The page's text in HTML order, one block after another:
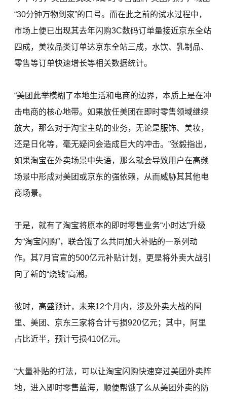
“30分钟万物到家”的口号。而在此之前的试水过程中，
市场上便已出现其去年闪购3C数码订单量接近京东全站
四成，美妆品类订单达京东全站三成，水饮、乳制品、
零售等订单快速增长等相关数据统计。
“美团此举模糊了本地生活和电商的边界，本质上是在冲
击电商的核心地带。如果放任美团在即时零售领域继续
放大，那么对于淘宝主站的业务，无论是服饰、美妆，
还是日化等，毫无疑问会造成巨大的冲击。”张毅指出，
如果淘宝在外卖场景中失语，那么就会导致用户在高频
场景中形成对美团或京东的强依赖，从而威胁其其他电
商场景。
于是，就有了淘宝将原本的即时零售业务“小时达”升级
为“淘宝闪购”，联合饿了么共同加大补贴的一系列动
作。其7月官宣的500亿元补贴计划，更是将外卖大战引
向了新的“烧钱”高潮。
彼时，高盛预计，未来12个月内，涉及外卖大战的阿
里、美团、京东三家将合计亏损920亿元；其中，阿里
占比近半，预计亏损410亿元。
“大量补贴的打法，可以让淘宝闪购快速穿过美团外卖阵
地，进入即时零售蓝海，顺便帮饿了么从美团外卖的防